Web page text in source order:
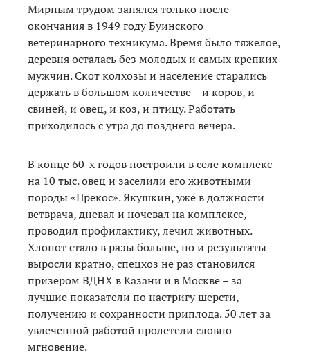
Мирным трудом занялся только после
окончания в 1949 году Буинского
ветеринарного техникума. Время было тяжелое,
деревня осталась без молодых и самых крепких
мужчин. Скот колхозы и население старались
держать в большом количестве – и коров, и
свиней, и овец, и коз, и птицу. Работать
приходилось с утра до позднего вечера.
В конце 60-х годов построили в селе комплекс
на 10 тыс. овец и заселили его животными
породы «Прекос». Якушкин, уже в должности
ветврача, дневал и ночевал на комплексе,
проводил профилактику, лечил животных.
Хлопот стало в разы больше, но и результаты
выросли кратно, спецхоз не раз становился
призером ВДНХ в Казани и в Москве – за
лучшие показатели по настригу шерсти,
получению и сохранности приплода. 50 лет за
увлеченной работой пролетели словно
мгновение.